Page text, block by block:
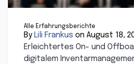
Alle Erfahrungsberichte
By Lili Frankus on August 18,
Erleichtertes On- und
digitalem